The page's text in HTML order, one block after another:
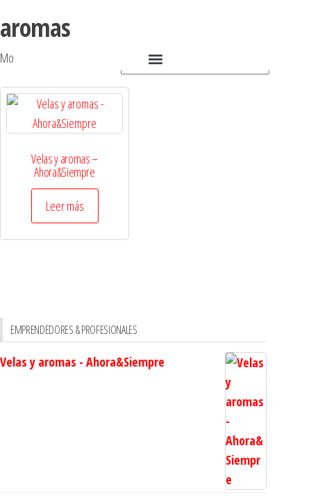
aromas
Mostrando el único resultado
Velas y aromas –
Ahora&Siempre
Leer más
EMPRENDEDORES & PROFESIONALES
Velas y aromas - Ahora&Siempre